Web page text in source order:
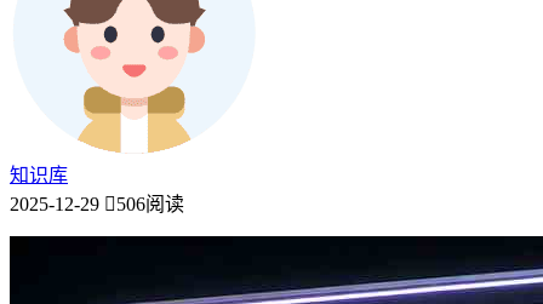
知识库
2025-12-29
506阅读